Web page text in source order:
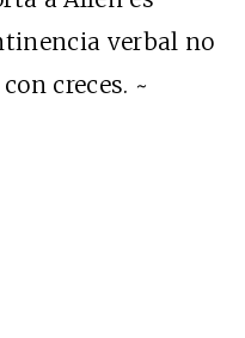
verbal no
creces. ~